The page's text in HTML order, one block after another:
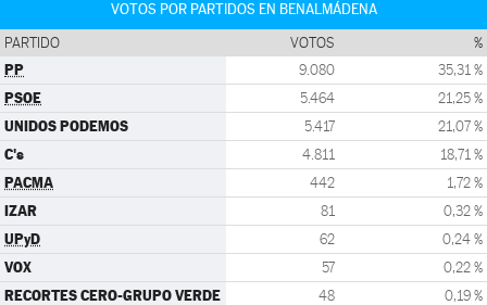
VOTOS POR PARTIDOS EN BENALMÁDENA
PARTIDO VOTOS %
PP 9.080 35,31 %
PSOE 5.464 21,25 %
UNIDOS PODEMOS 5.417 21,07 %
C's 4.811 18,71 %
PACMA 442 1,72 %
IZAR 81 0,32 %
UPyD 62 0,24 %
VOX 57 0,22 %
RECORTES CERO-GRUPO VERDE 48 0,19 %